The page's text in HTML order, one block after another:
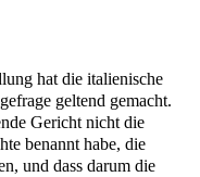
hat die italienische
geltend gemacht.
Gericht nicht die
benannt habe, die
und dass darum die